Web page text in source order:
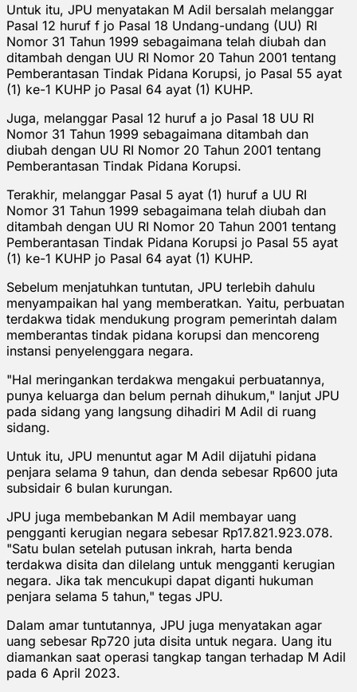
Untuk itu, JPU menyatakan M Adil bersalah melanggar
Pasal 12 huruf f jo Pasal 18 Undang-undang (UU) RI
Nomor 31 Tahun 1999 sebagaimana telah diubah dan
ditambah dengan UU RI Nomor 20 Tahun 2001 tentang
Pemberantasan Tindak Pidana Korupsi, jo Pasal 55 ayat
(1) ke-1 KUHP jo Pasal 64 ayat (1) KUHP.
Juga, melanggar Pasal 12 huruf a jo Pasal 18 UU RI
Nomor 31 Tahun 1999 sebagaimana ditambah dan
diubah dengan UU RI Nomor 20 Tahun 2001 tentang
Pemberantasan Tindak Pidana Korupsi.
Terakhir, melanggar Pasal 5 ayat (1) huruf a UU RI
Nomor 31 Tahun 1999 sebagaimana telah diubah dan
ditambah dengan UU RI Nomor 20 Tahun 2001 tentang
Pemberantasan Tindak Pidana Korupsi jo Pasal 55 ayat
(1) ke-1 KUHP jo Pasal 64 ayat (1) KUHP.
Sebelum menjatuhkan tuntutan, JPU terlebih dahulu
menyampaikan hal yang memberatkan. Yaitu, perbuatan
terdakwa tidak mendukung program pemerintah dalam
memberantas tindak pidana korupsi dan mencoreng
instansi penyelenggara negara.
"Hal meringankan terdakwa mengakui perbuatannya,
punya keluarga dan belum pernah dihukum," lanjut JPU
pada sidang yang langsung dihadiri M Adil di ruang
sidang.
Untuk itu, JPU menuntut agar M Adil dijatuhi pidana
penjara selama 9 tahun, dan denda sebesar Rp600 juta
subsidair 6 bulan kurungan.
JPU juga membebankan M Adil membayar uang
pengganti kerugian negara sebesar Rp17.821.923.078.
"Satu bulan setelah putusan inkrah, harta benda
terdakwa disita dan dilelang untuk mengganti kerugian
negara. Jika tak mencukupi dapat diganti hukuman
penjara selama 5 tahun," tegas JPU.
Dalam amar tuntutannya, JPU juga menyatakan agar
uang sebesar Rp720 juta disita untuk negara. Uang itu
diamankan saat operasi tangkap tangan terhadap M Adil
pada 6 April 2023.